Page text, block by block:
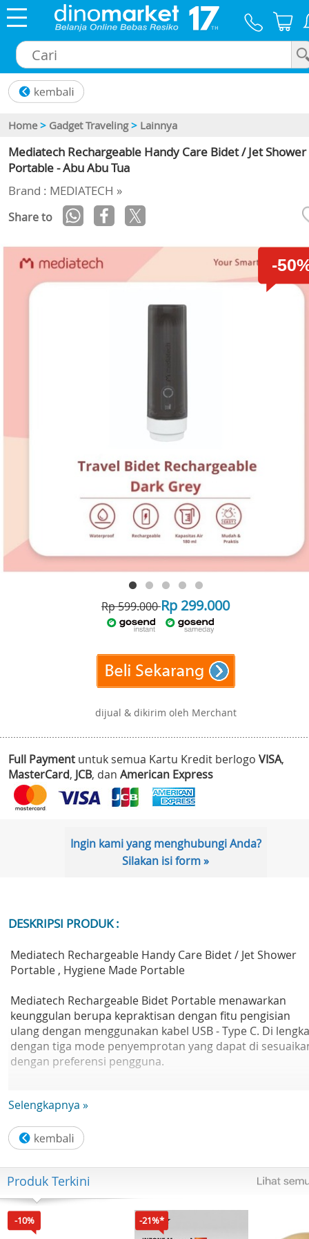
Home > Gadget Traveling > Lainnya
Mediatech Rechargeable Handy Care Bidet / Jet Shower
Portable - Abu Abu Tua
Brand : MEDIATECH »
Share to
-
Rp 599.000Rp 299.000
dijual & dikirim oleh Merchant
Full Payment untuk semua Kartu Kredit berlogo VISA,
MasterCard, JCB, dan American Express
Ingin kami yang menghubungi Anda?
Silakan isi form »
DESKRIPSI PRODUK :
Mediatech Rechargeable Handy Care Bidet / Jet Shower
Portable , Hygiene Made Portable
Mediatech Rechargeable Bidet Portable menawarkan
keunggulan berupa kepraktisan dengan fitu pengisian
ulang dengan menggunakan kabel USB - Type C. Di
dengan tiga mode penyemprotan yang dapat di
dengan preferensi pengguna.
White, Sakura Pink, Midnight Grey & Lime Green,
pribadi ini. Dengan daya tahan baterai yang handal dan
pilihan warna yg menarik, Bidet Portable Mediatech
solusi modern untuk kebersihan pribadi yang efisien &
stylish ketika anda bepergian baik di luar negeri yang
ada bidet / jet shower di toilet nya ataupun jalan jalan ke
gunung yang susah untuk jangkau toilet umum nya.
Selengkapnya »
Produk Terkini
-10% -21%*